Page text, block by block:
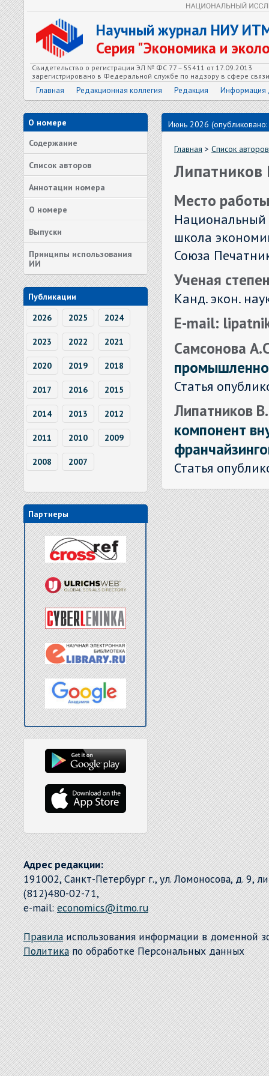
Научный журнал НИУ
Серия "Экономика и
Свидетельство о регистрации ЭЛ № ФС 77 – 55411 от 17.09.2013
зарегистрировано в Федеральной службе по надзору в сфере
Главная Редакционная коллегия Редакция Информация
О номере
Содержание
Список авторов
Аннотации номера
О номере
Выпуски
Принципы использования
ИИ
Публикации
2026
2025 2024
2023 2022 2021
2020 2019 2018
2017 2016 2015
2014 2013 2012
2011 2010 2009
2008 2007
Партнеры
Июнь 2026
Главная > Список авторов
Липатников
Место
Национальный
школа
Союза
Ученая
Канд. экон.
E-mail:
Самсонова
Статья
Липатников
компонент
Статья
Адрес редакции:
191002, Санкт-Петербург г., ул. Ломоносова, д. 9,
(812)480-02-71,
e-mail:economics@itmo.ru
Правилаиспользования информации в доменной
Политикапо обработке Персональных данных